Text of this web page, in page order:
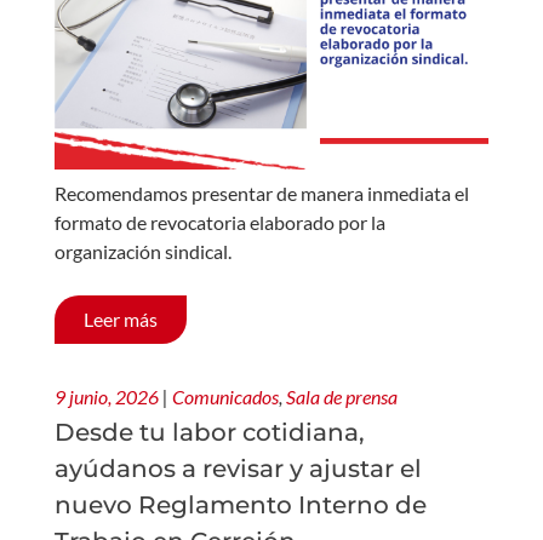
Recomendamos presentar de manera inmediata el
formato de revocatoria elaborado por la
organización sindical.
Leer más
9 junio, 2026 | Comunicados, Sala de prensa
Desde tu labor cotidiana,
ayúdanos a revisar y ajustar el
nuevo Reglamento Interno de